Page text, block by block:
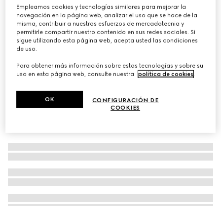
€ 430
Variacionesbeige y marrón
Empleamos cookies y tecnologías similares para mejorar la
navegación en la página web, analizar el uso que se hace de la
misma, contribuir a nuestros esfuerzos de mercadotecnia y
permitirle compartir nuestro contenido en sus redes sociales. Si
sigue utilizando esta página web, acepta usted las condiciones
de uso.
Para obtener más información sobre estas tecnologías y sobre su
uso en esta página web, consulte nuestra
política de cookies
CONFIGURACIÓN DE
COOKIES
OK